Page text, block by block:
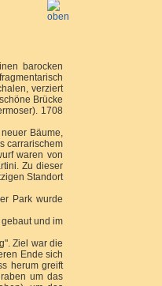
barocken
verziert
Brücke
1708
Bäume,
carrarischem
waren von
Zu dieser
Standort
Park wurde
und im
Ziel war die
Ende sich
herum greift
um das